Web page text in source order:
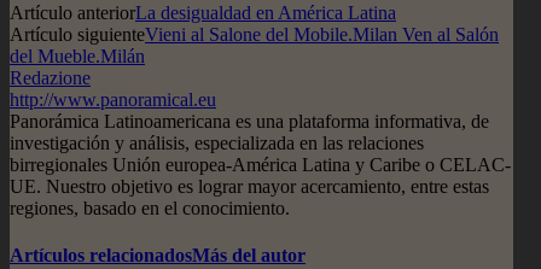
Artículo anteriorLa desigualdad en América Latina
Artículo siguienteVieni al Salone del Mobile.Milan Ven al Salón
del Mueble.Milán
Redazione
http://www.panoramical.eu
Panorámica Latinoamericana es una plataforma informativa, de
investigación y análisis, especializada en las relaciones
birregionales Unión europea-América Latina y Caribe o CELAC-
UE. Nuestro objetivo es lograr mayor acercamiento, entre estas
regiones, basado en el conocimiento.
Artículos relacionadosMás del autor